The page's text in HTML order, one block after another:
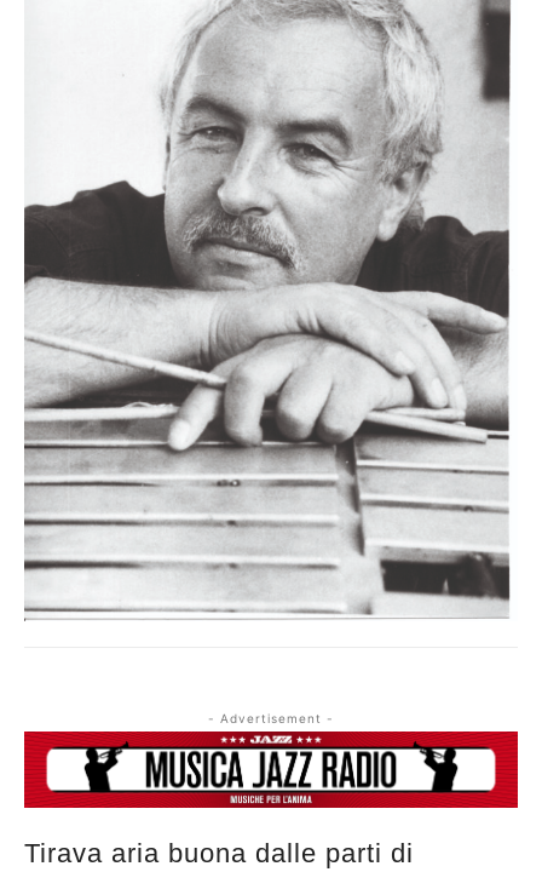
- Advertisement -
Tirava aria buona dalle parti di